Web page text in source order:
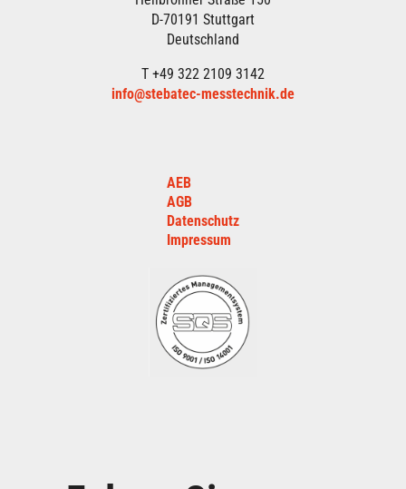
D-70191 Stuttgart
Deutschland
T +49 322 2109 3142
info@stebatec-messtechnik.de
AEB
AGB
Datenschutz
Impressum